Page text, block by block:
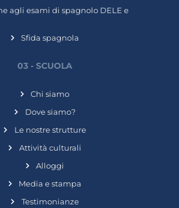
agli esami di spagnolo DELE e
Sfida spagnola
03 - SCUOLA
Chi siamo
Dove siamo?
Le nostre strutture
Attività culturali
Alloggi
Media e stampa
Testimonianze